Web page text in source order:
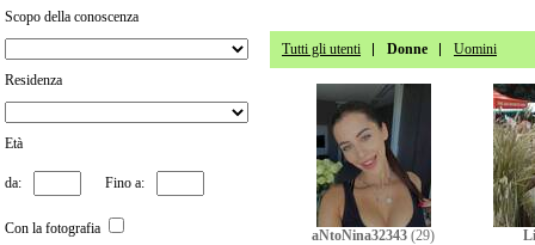
Scopo della conoscenza
Residenza
Età
da: Fino a:
Con la fotografia
Tutti gli utenti Donne Uomini
aNtoNina32343 (29)